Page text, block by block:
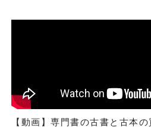
【動画】専門書の古書と古本